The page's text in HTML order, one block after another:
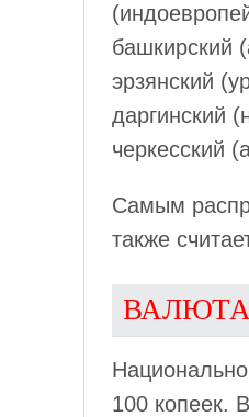
башкирский
эрзянский
даргинский
черкесский
Самым
также
100 копеек.